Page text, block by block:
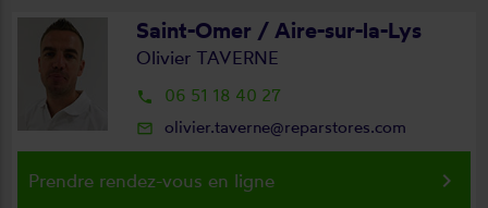
Saint-Omer / Aire-sur-la-Lys
Olivier TAVERNE
local_phone 06 51 18 40 27
mail_outline olivier.taverne@reparstores.com
Prendre rendez-vous en ligne keyboard_arrow_right